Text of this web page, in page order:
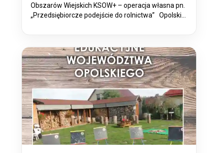
Obszarów Wiejskich KSOW+ – operacja własna pn.
„Przedsiębiorcze podejście do rolnictwa” Opolski
„Przedsiębiorcze podejście do rolnictwa” w ramach
planu operacyjnego na rok 2025 w ramach Planu
Działania Krajowej Sieci Obszarów…